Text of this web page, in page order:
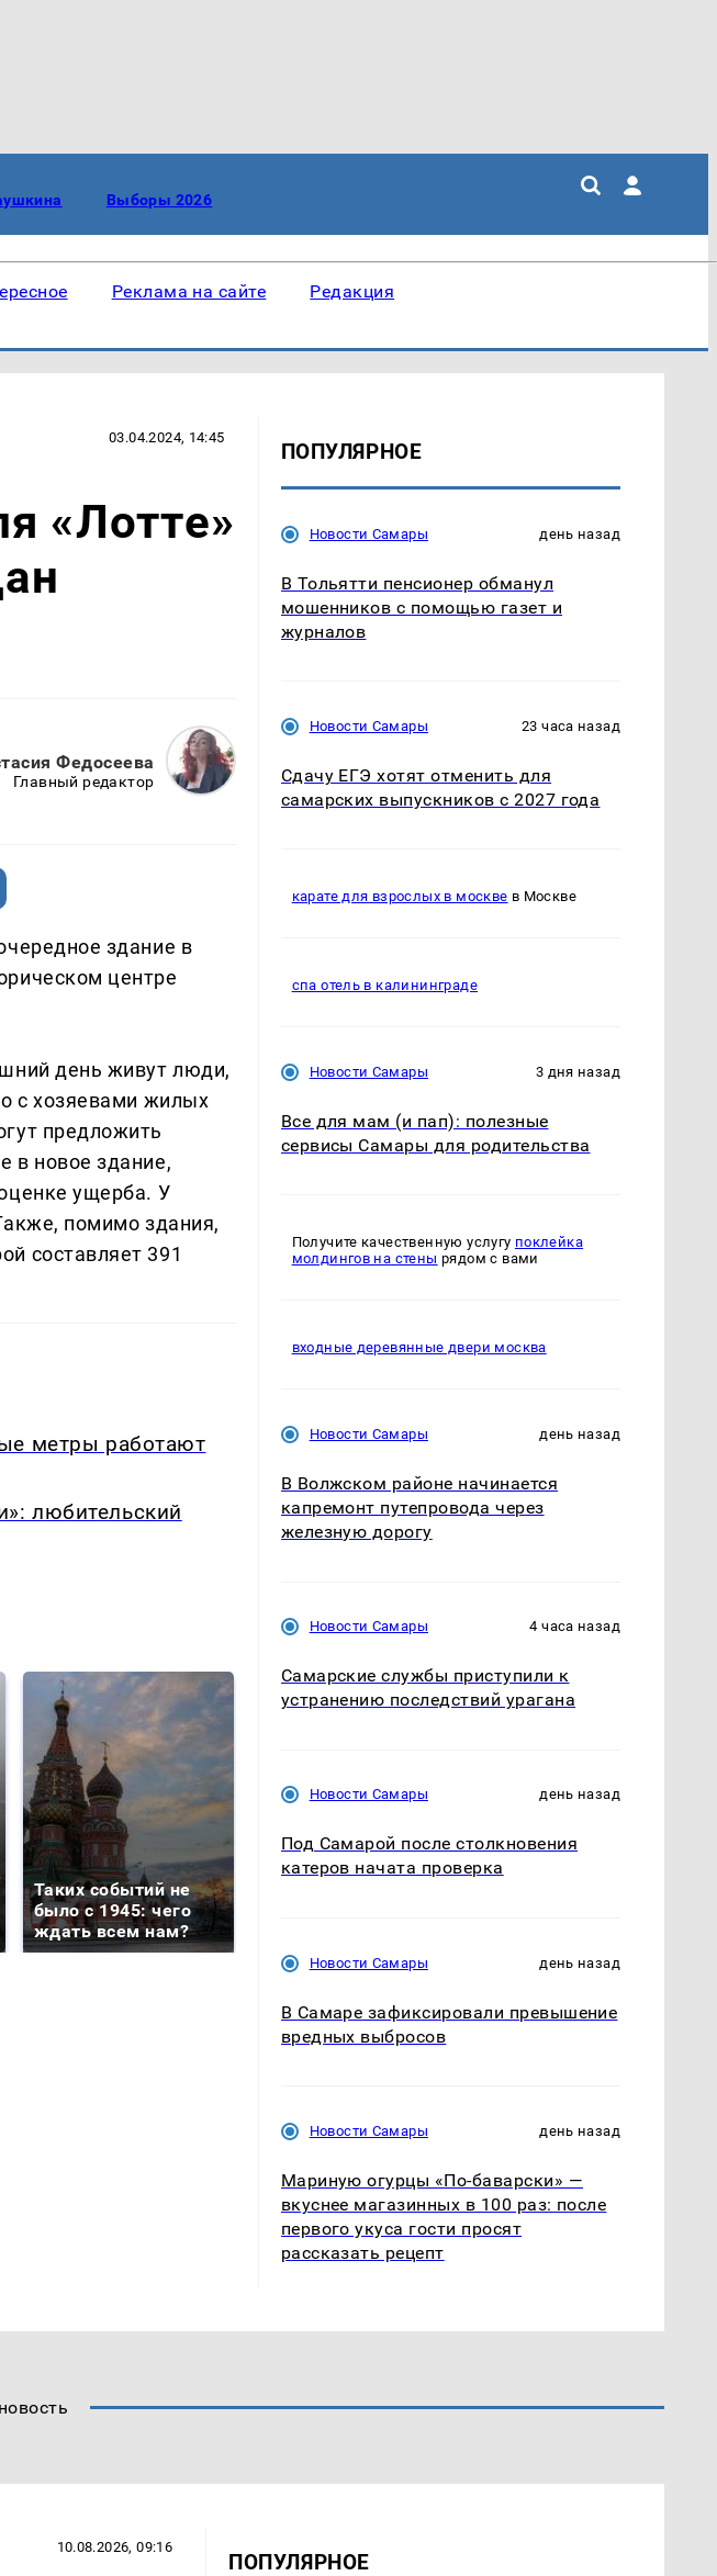
Выборы 2026
Реклама на сайте Редакция
03.04.2024, 14:45
«Лотте»
Федосеева
Главный редактор
здание в
центре
день живут люди,
с хозяевами жилых
предложить
в новое здание,
ущерба. У
помимо здания,
составляет 391
метры работают
любительский
Таких событий не
было с 1945: чего
ждать всем нам?
СМИ: В Химках на
ПОПУЛЯРНОЕ
Новости Самары день назад
В Тольятти пенсионер обманул
мошенников с помощью газет и
журналов
Новости Самары 23 часа назад
Сдачу ЕГЭ хотят отменить для
самарских выпускников с 2027 года
карате для взрослых в москве в Москве
спа отель в калининграде
Новости Самары 3 дня назад
Все для мам (и пап): полезные
сервисы Самары для родительства
Получите качественную услугу поклейка
молдингов на стены рядом с вами
входные деревянные двери москва
Новости Самары день назад
В Волжском районе начинается
капремонт путепровода через
железную дорогу
Новости Самары 4 часа назад
Самарские службы приступили к
устранению последствий урагана
Новости Самары день назад
Под Самарой после столкновения
катеров начата проверка
Новости Самары день назад
В Самаре зафиксировали превышение
вредных выбросов
Новости Самары день назад
Мариную огурцы «По-баварски» —
вкуснее магазинных в 100 раз: после
первого укуса гости просят
рассказать рецепт
10.08.2026, 09:16
ПОПУЛЯРНОЕ